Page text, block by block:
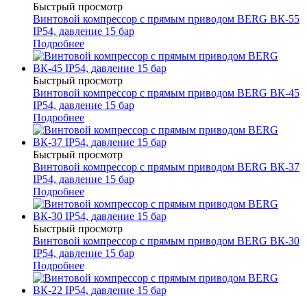
Быстрый просмотр
Винтовой компрессор с прямым приводом BERG ВК-55
IP54, давление 15 бар
Подробнее
Быстрый просмотр
Винтовой компрессор с прямым приводом BERG ВК-45
IP54, давление 15 бар
Подробнее
Быстрый просмотр
Винтовой компрессор с прямым приводом BERG ВК-37
IP54, давление 15 бар
Подробнее
Быстрый просмотр
Винтовой компрессор с прямым приводом BERG ВК-30
IP54, давление 15 бар
Подробнее